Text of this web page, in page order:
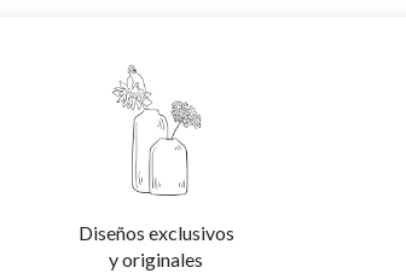
Diseños exclusivos
y originales